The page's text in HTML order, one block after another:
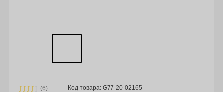
(6) Код товара: G77-20-02165